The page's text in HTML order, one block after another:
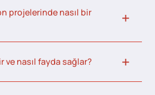
projelerinde nasıl bir
nasıl fayda sağlar?